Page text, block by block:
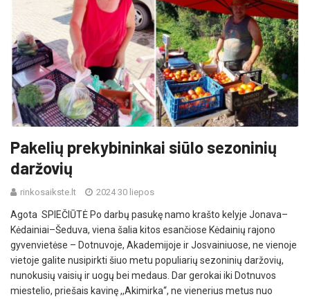
Pakelių prekybininkai siūlo sezoninių
daržovių
rinkosaikste.lt 2024 30 liepos
Agota SPIEČIŪTĖ Po darbų pasukę namo krašto kelyje Jonava–
Kėdainiai–Šeduva, viena šalia kitos esančiose Kėdainių rajono
gyvenvietėse – Dotnuvoje, Akademijoje ir Josvainiuose, ne vienoje
vietoje galite nusipirkti šiuo metu populiarių sezoninių daržovių,
nunokusių vaisių ir uogų bei medaus. Dar gerokai iki Dotnuvos
miestelio, priešais kavinę ,,Akimirka“, ne vienerius metus nuo